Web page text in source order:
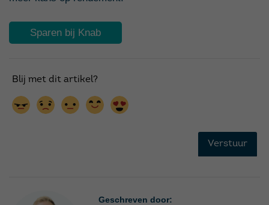
Sparen bij Knab
Geschreven door: